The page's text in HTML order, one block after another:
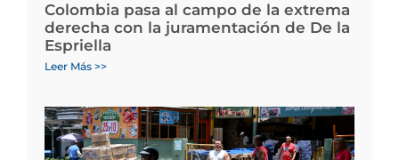
Colombia pasa al campo de la extrema
derecha con la juramentación de De la
Espriella
Leer Más >>